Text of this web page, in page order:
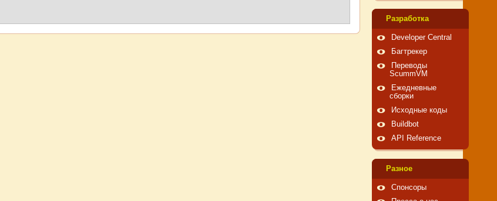
Pазработка
Developer Central
Багтрекер
Переводы
ScummVM
Ежедневные
сборки
Исходные коды
Buildbot
API Reference
Pазное
Спонсоры